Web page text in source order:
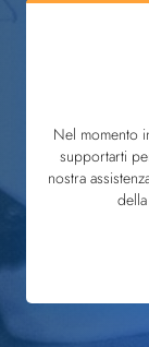
Nel momento
supportarti
nostra